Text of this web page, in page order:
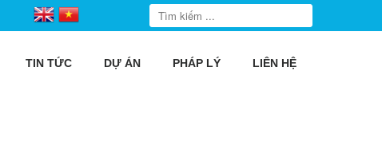
TIN TỨC DỰ ÁN PHÁP LÝ LIÊN HỆ